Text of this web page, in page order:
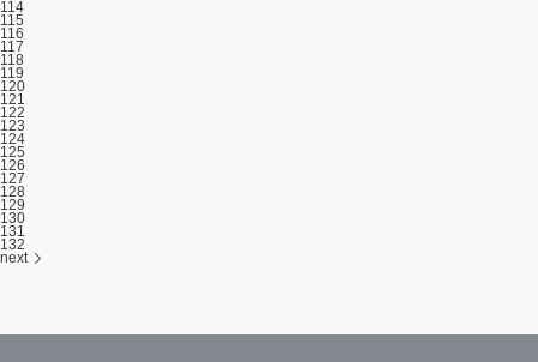
114
115
116
117
118
119
120
121
122
123
124
125
126
127
128
129
130
131
132
next